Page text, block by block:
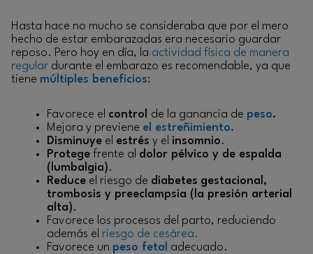
Hasta hace no mucho se consideraba que por el mero
hecho de estar embarazadas era necesario guardar
reposo. Pero hoy en día, la actividad física de manera
regular durante el embarazo es recomendable, ya que
tiene múltiples beneficios:
Favorece el control de la ganancia de peso.
Mejora y previene el estreñimiento.
Disminuye el estrés y el insomnio.
Protege frente al dolor pélvico y de espalda
(lumbalgia).
Reduce el riesgo de diabetes gestacional,
trombosis y preeclampsia (la presión arterial
alta).
Favorece los procesos del parto, reduciendo
además el riesgo de cesárea.
Favorece un peso fetal adecuado.